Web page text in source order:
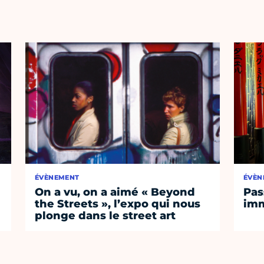
ÉVÈNEMENT
On a vu, on a aimé « Beyond
the Streets », l’expo qui nous
plonge dans le street art